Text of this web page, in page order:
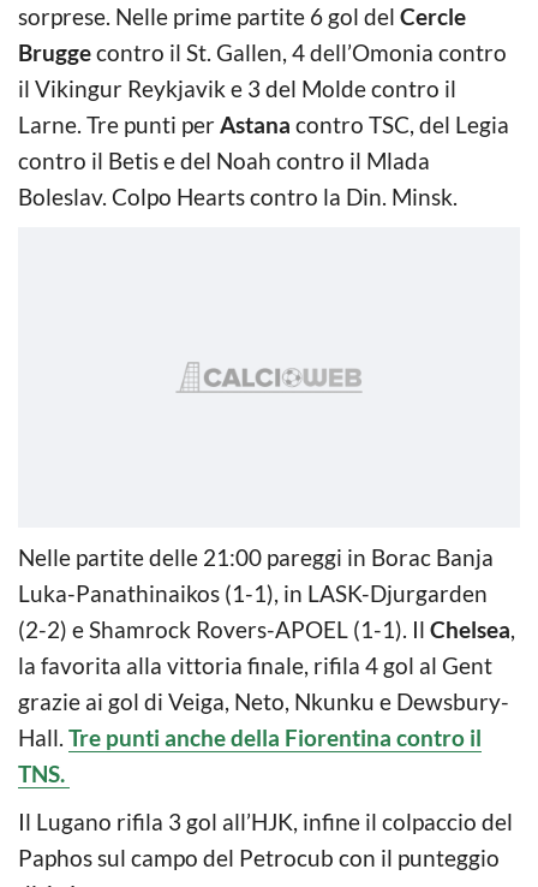
sorprese. Nelle prime partite 6 gol del Cercle
Bruggecontro il St. Gallen, 4 dell’Omonia contro
il Vikingur Reykjavik e 3 del Molde contro il
Larne. Tre punti perAstana contro TSC, del Legia
contro il Betis e del Noah contro il Mlada
Boleslav. Colpo Hearts contro la Din. Minsk.
Nelle partite delle 21:00 pareggi in Borac Banja
Luka-Panathinaikos (1-1), in LASK-Djurgarden
(2-2) e Shamrock Rovers-APOEL (1-1). Il Chelsea,
la favorita alla vittoria finale, rifila 4 gol al Gent
grazie ai gol di Veiga, Neto, Nkunku e Dewsbury-
Hall. Tre punti anche della Fiorentina contro il
TNS.
Il Lugano rifila 3 gol all’HJK, infine il colpaccio del
Paphos sul campo del Petrocub con il punteggio